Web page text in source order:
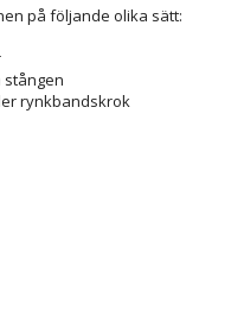
på följande olika sätt:
stången
rynkbandskrok